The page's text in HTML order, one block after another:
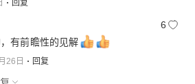
回复
6
有前瞻性的见解
26日 回复